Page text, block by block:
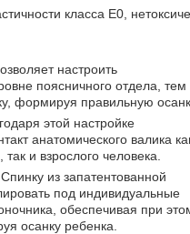
класса Е0,
настроить
поясничного отдела, тем
формируя правильную
этой настройке
анатомического валика
и взрослого человека.
Спинку из запатентованной
под индивидуальные
обеспечивая при
осанку ребенка.